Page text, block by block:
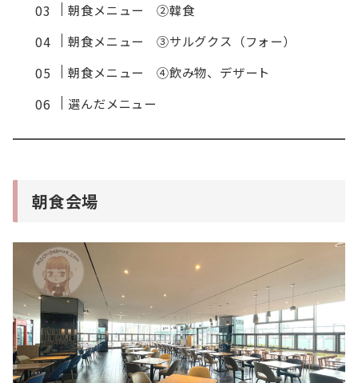
朝食メニュー ②韓食
朝食メニュー ③サルグクス（フォー）
朝食メニュー ④飲み物、デザート
選んだメニュー
朝食会場